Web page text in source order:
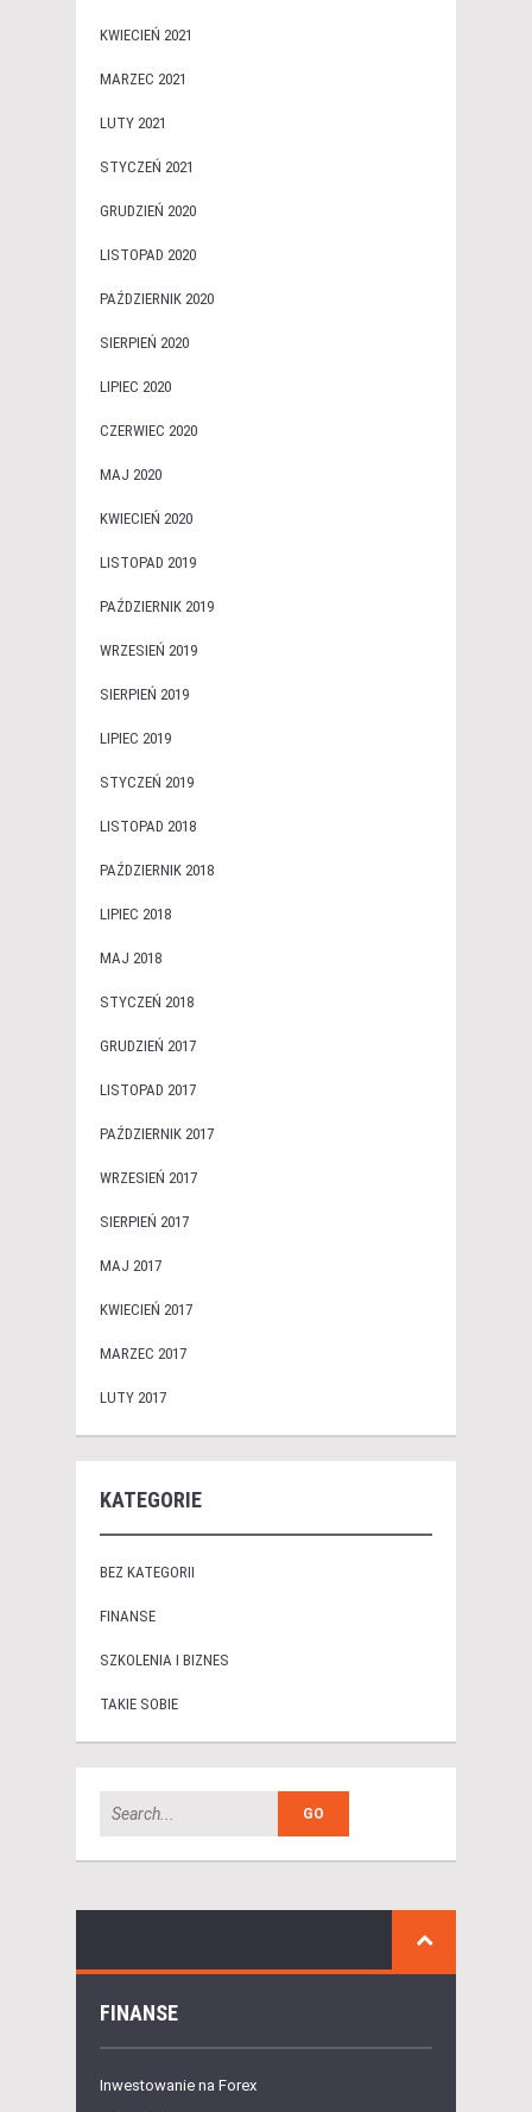
KWIECIEŃ 2021
MARZEC 2021
LUTY 2021
STYCZEŃ 2021
GRUDZIEŃ 2020
LISTOPAD 2020
PAŹDZIERNIK 2020
SIERPIEŃ 2020
LIPIEC 2020
CZERWIEC 2020
MAJ 2020
KWIECIEŃ 2020
LISTOPAD 2019
PAŹDZIERNIK 2019
WRZESIEŃ 2019
SIERPIEŃ 2019
LIPIEC 2019
STYCZEŃ 2019
LISTOPAD 2018
PAŹDZIERNIK 2018
LIPIEC 2018
MAJ 2018
STYCZEŃ 2018
GRUDZIEŃ 2017
LISTOPAD 2017
PAŹDZIERNIK 2017
WRZESIEŃ 2017
SIERPIEŃ 2017
MAJ 2017
KWIECIEŃ 2017
MARZEC 2017
LUTY 2017
KATEGORIE
BEZ KATEGORII
FINANSE
SZKOLENIA I BIZNES
TAKIE SOBIE
FINANSE
Inwestowanie na Forex